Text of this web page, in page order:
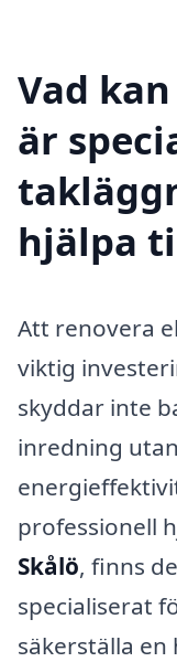
Vad
är
hjälpa
Att renovera
viktig
skyddar inte
inredning
professionell
Skålö, finns
specialiserat
säkerställa